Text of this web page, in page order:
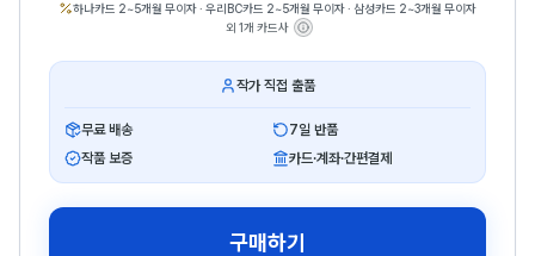
하나카드 2~5개월 무이자· 우리BC카드 2~5개월 무이자· 삼성카드 2~3개월 무이자
외 1개 카드사
작가 직접 출품
무료 배송
7일 반품
작품 보증
카드·계좌·간편결제
구매하기